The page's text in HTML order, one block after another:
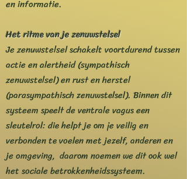
en informatie.
Het ritme van je zenuwstelsel
Je zenuwstelsel schakelt voortdurend tussen
actie en alertheid (sympathisch
zenuwstelsel) en rust en herstel
(parasympathisch zenuwstelsel). Binnen dit
systeem speelt de ventrale vagus een
sleutelrol: die helpt je om je veilig en
verbonden te voelen met jezelf, anderen en
je omgeving, daarom noemen we dit ook wel
het sociale betrokkenheidssysteem.